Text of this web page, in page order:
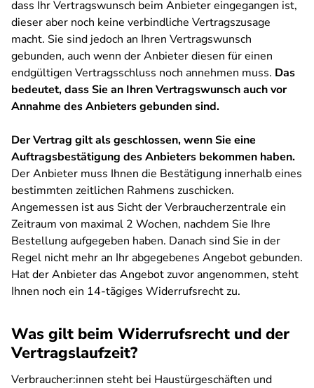
dass Ihr Vertragswunsch beim Anbieter eingegangen ist,
dieser aber noch keine verbindliche Vertragszusage
macht. Sie sind jedoch an Ihren Vertragswunsch
gebunden, auch wenn der Anbieter diesen für einen
endgültigen Vertragsschluss noch annehmen muss. Das
bedeutet, dass Sie an Ihren Vertragswunsch auch vor
Annahme des Anbieters gebunden sind.
Der Vertrag gilt als geschlossen, wenn Sie eine
Auftragsbestätigung des Anbieters bekommen haben.
Der Anbieter muss Ihnen die Bestätigung innerhalb eines
bestimmten zeitlichen Rahmens zuschicken.
Angemessen ist aus Sicht der Verbraucherzentrale ein
Zeitraum von maximal 2 Wochen, nachdem Sie Ihre
Bestellung aufgegeben haben. Danach sind Sie in der
Regel nicht mehr an Ihr abgegebenes Angebot gebunden.
Hat der Anbieter das Angebot zuvor angenommen, steht
Ihnen noch ein 14-tägiges Widerrufsrecht zu.
Was gilt beim Widerrufsrecht und der
Vertragslaufzeit?
Verbraucher:innen steht bei Haustürgeschäften und